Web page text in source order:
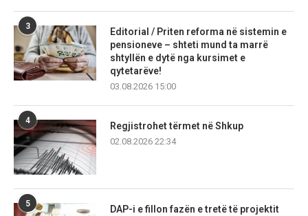
3
Editorial / Priten reforma në sistemin e
pensioneve – shteti mund ta marrë
shtyllën e dytë nga kursimet e
qytetarëve!
03.08.2026 15:00
4
Regjistrohet tërmet në Shkup
02.08.2026 22:34
5
DAP-i e fillon fazën e tretë të projektit